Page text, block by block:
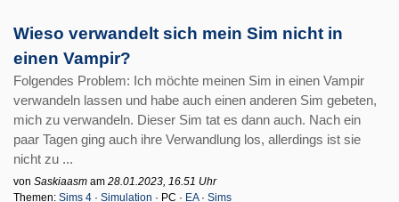
Wieso verwandelt sich mein Sim nicht in
einen Vampir?
Folgendes Problem: Ich möchte meinen Sim in einen Vampir
verwandeln lassen und habe auch einen anderen Sim gebeten,
mich zu verwandeln. Dieser Sim tat es dann auch. Nach ein
paar Tagen ging auch ihre Verwandlung los, allerdings ist sie
nicht zu ...
von Saskiaasm am 28.01.2023, 16.51 Uhr
Themen: Sims 4 · Simulation · PC · EA· Sims